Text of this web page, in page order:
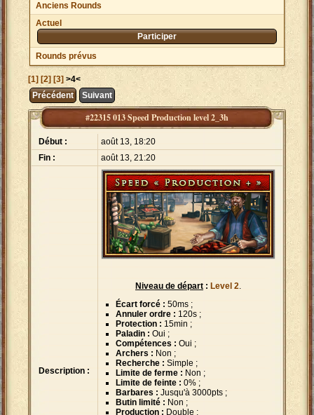
Anciens Rounds
Actuel
Participer
Rounds prévus
[1] [2] [3] >4<
Précédent
Suivant
#22315 013 Speed Production level 2_3h
Début :
août 13, 18:20
Fin :
août 13, 21:20
Description :
Niveau de départ : Level 2.
Écart forcé : 50ms ;
Annuler ordre : 120s ;
Protection : 15min ;
Paladin : Oui ;
Compétences : Oui ;
Archers : Non ;
Recherche : Simple ;
Limite de ferme : Non ;
Limite de feinte : 0% ;
Barbares : Jusqu'à 3000pts ;
Butin limité : Non ;
Production : Double ;